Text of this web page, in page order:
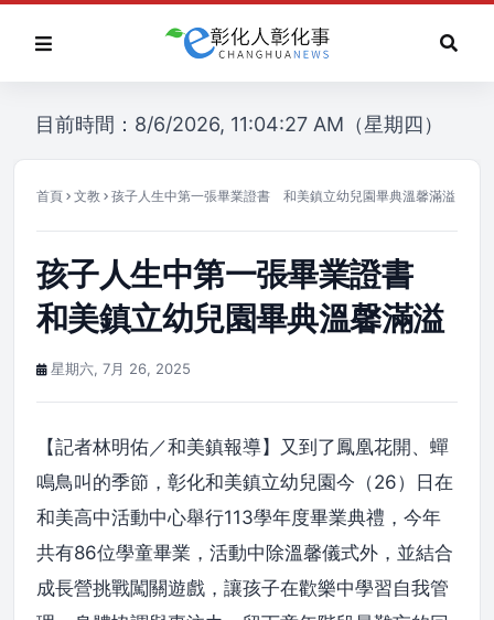
目前時間：8/6/2026, 11:04:27 AM（星期四）
首頁 文教 孩子人生中第一張畢業證書 和美鎮立幼兒園畢典溫馨滿溢
孩子人生中第一張畢業證書
和美鎮立幼兒園畢典溫馨滿溢
星期六, 7月 26, 2025
【記者林明佑／和美鎮報導】又到了鳳凰花開、蟬
鳴鳥叫的季節，彰化和美鎮立幼兒園今（26）日在
和美高中活動中心舉行113學年度畢業典禮，今年
共有86位學童畢業，活動中除溫馨儀式外，並結合
成長營挑戰闖關遊戲，讓孩子在歡樂中學習自我管